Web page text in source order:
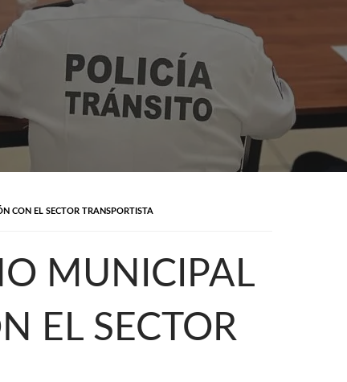
CON EL SECTOR TRANSPORTISTA
MUNICIPAL
EL SECTOR